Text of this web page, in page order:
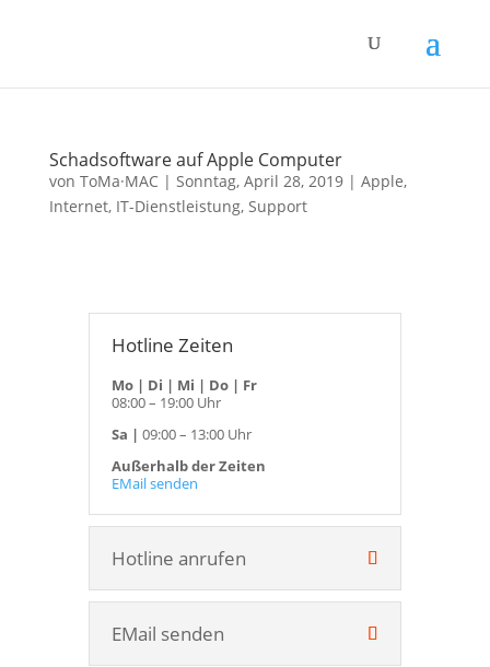
Schadsoftware auf Apple Computer
von ToMa·MAC| Sonntag, April 28, 2019| Apple,
Internet, IT-Dienstleistung, Support
Hotline Zeiten
Mo | Di | Mi | Do | Fr
08:00 – 19:00 Uhr
Sa | 09:00 – 13:00 Uhr
Außerhalb der Zeiten
EMail senden
Hotline anrufen
EMail senden